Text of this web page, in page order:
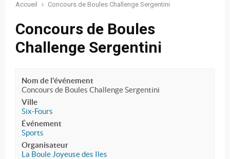
Accueil Concours de Boules Challenge Sergentini
Concours de Boules
Challenge Sergentini
Nom de l'événement
Concours de Boules Challenge Sergentini
Ville
Six-Fours
Événement
Sports
Organisateur
La Boule Joyeuse des Iles